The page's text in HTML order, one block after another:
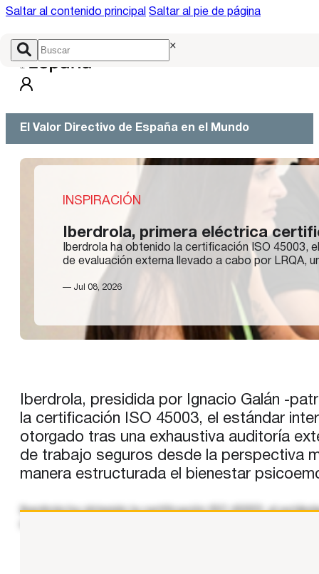
Saltar al contenido principal Saltar al pie de página
×
El Valor Directivo de España en el Mundo
INSPIRACIÓN
Iberdrola, primera eléctrica
Iberdrola ha obtenido la certificación ISO 45003,
de evaluación externa llevado a cabo por LRQA,
— Jul 08, 2026
Iberdrola, presidida por Ignacio Galán -
la certificación ISO 45003, el estándar
otorgado tras una exhaustiva auditoría
de trabajo seguros desde la perspectiva
manera estructurada el bienestar
Iberdrola ha obtenido la certificación ISO 45003, el